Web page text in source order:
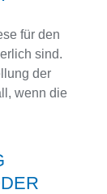
für den
sind.
der
wenn die